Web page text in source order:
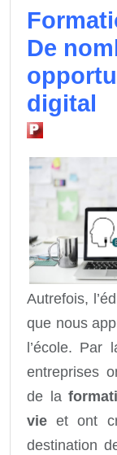
De
digital
Autrefois,
que nous
l’école. Par
entreprises
de la
vie et ont
destination